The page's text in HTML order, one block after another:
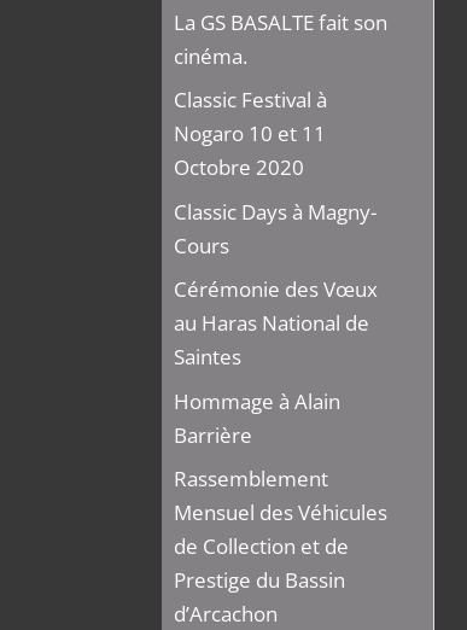
La GS BASALTE fait son
cinéma.
Classic Festival à
Nogaro 10 et 11
Octobre 2020
Classic Days à Magny-
Cours
Cérémonie des Vœux
au Haras National de
Saintes
Hommage à Alain
Barrière
Rassemblement
Mensuel des Véhicules
de Collection et de
Prestige du Bassin
d’Arcachon